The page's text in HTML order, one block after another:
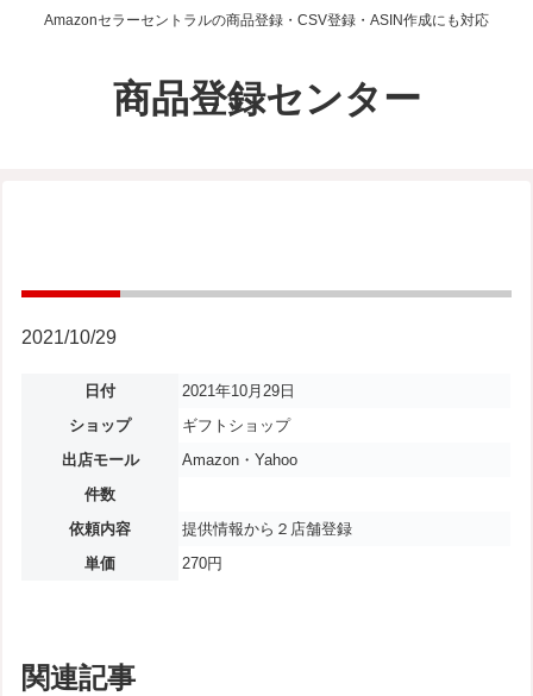
Amazonセラーセントラルの商品登録・CSV登録・ASIN作成にも対応
商品登録センター
2021/10/29
日付
2021年10月29日
ショップ
ギフトショップ
出店モール
Amazon・Yahoo
件数
依頼内容
提供情報から２店舗登録
単価
270円
関連記事